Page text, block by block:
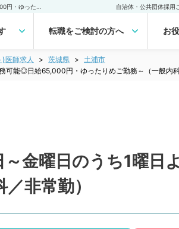
自治体・公共団体採用
転職をご検討の方へ お
医師求人 茨城県
土浦市
可能◎日給65,000円・ゆったりめご勤務～（一般内科
～金曜日のうち1曜
非常勤）